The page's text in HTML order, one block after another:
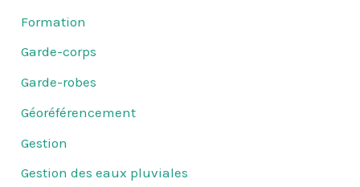
Formation
Garde-corps
Garde-robes
Géoréférencement
Gestion
Gestion des eaux pluviales